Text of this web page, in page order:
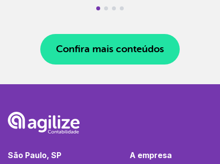
Confira mais conteúdos
São Paulo, SP A empresa